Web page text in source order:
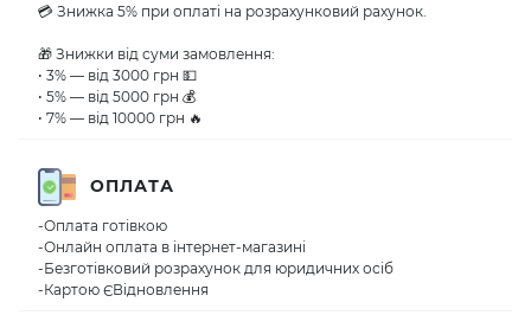
💳 Знижка 5% при оплаті на розрахунковий рахунок.
🎁 Знижки від суми замовлення:
• 3% — від 3000 грн 💵
• 5% — від 5000 грн 💰
• 7% — від 10000 грн 🔥
ОПЛАТА
-Оплата готівкою
-Онлайн оплата в інтернет-магазині
-Безготівковий розрахунок для юридичних осіб
-Картою ЄВідновлення